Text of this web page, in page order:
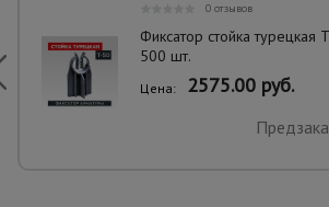
0 отзывов
Фиксатор стойка турецкая
500 шт.
Цена: 2575.00 руб.